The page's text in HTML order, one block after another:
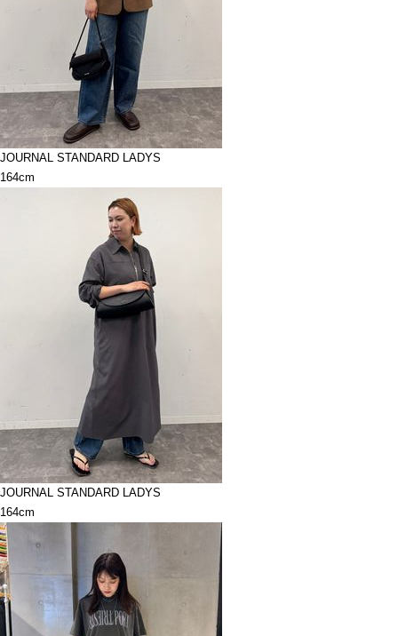
JOURNAL STANDARD LADYS
164cm
JOURNAL STANDARD LADYS
164cm